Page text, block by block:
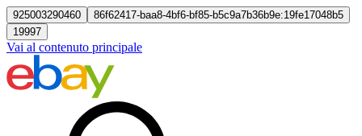
925003290460
86f62417-baa8-4bf6-bf85-b5c9a7b36b9e:19fe17048b5
19997
Vai al contenuto principale